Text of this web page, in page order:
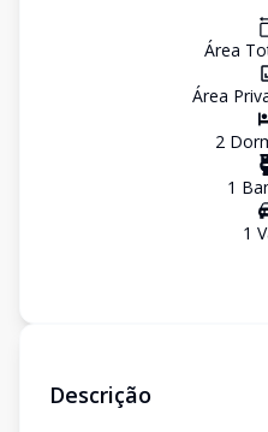
Área
Área
2
1
1
Descrição